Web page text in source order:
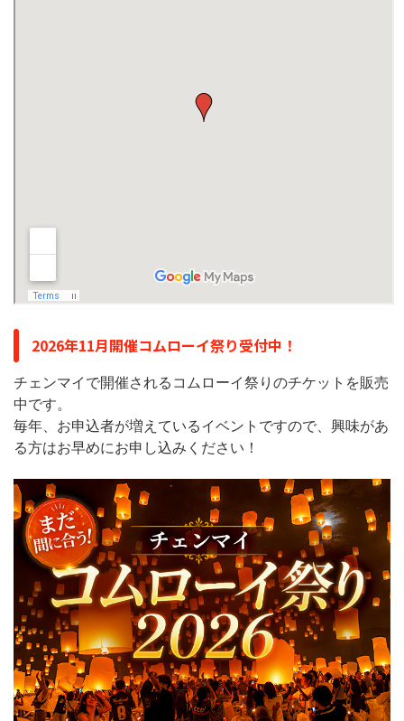
2026年11月開催コムローイ祭り受付中！
チェンマイで開催されるコムローイ祭りのチケットを販売
中です。
毎年、お申込者が増えているイベントですので、興味があ
る方はお早めにお申し込みください！